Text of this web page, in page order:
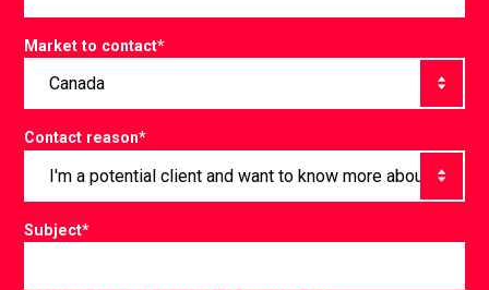
Market to contact*
Contact reason*
Subject*